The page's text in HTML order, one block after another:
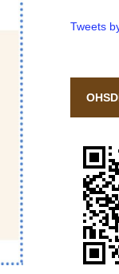
Tweets